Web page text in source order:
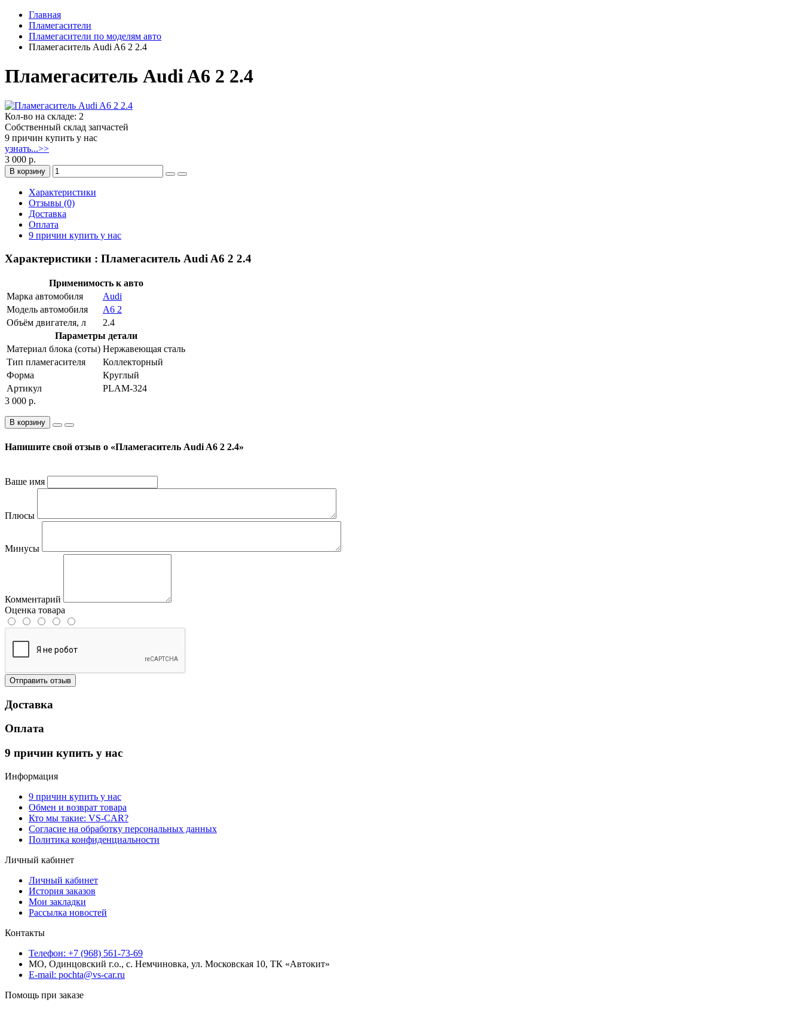
Главная
Пламегасители
Пламегасители по моделям авто
Пламегаситель Audi A6 2 2.4
Пламегаситель Audi A6 2 2.4
Кол-во на складе: 2
Собственный склад запчастей
9 причин купить у нас
узнать...>>
3 000 р.
В корзину
Характеристики
Отзывы (0)
Доставка
Оплата
9 причин купить у нас
Характеристики : Пламегаситель Audi A6 2 2.4
Применимость к авто
Марка автомобиля
Audi
Модель автомобиля
A6 2
Объём двигателя, л
2.4
Параметры детали
Материал блока (соты) Нержавеющая сталь
Тип пламегасителя
Коллекторный
Форма
Круглый
Артикул
PLAM-324
3 000 р.
В корзину
Напишите свой отзыв о «Пламегаситель Audi A6 2 2.4»
Ваше имя
Плюсы
Минусы
Комментарий
Оценка товара
Отправить отзыв
Доставка
Оплата
9 причин купить у нас
Информация
9 причин купить у нас
Обмен и возврат товара
Кто мы такие: VS-CAR?
Согласие на обработку персональных данных
Политика конфиденциальности
Личный кабинет
Личный кабинет
История заказов
Мои закладки
Рассылка новостей
Контакты
Телефон: +7 (968) 561-73-69
МО, Одинцовский г.о., с. Немчиновка, ул. Московская 10, ТК «Автокит»
E-mail: pochta@vs-car.ru
Помощь при заказе